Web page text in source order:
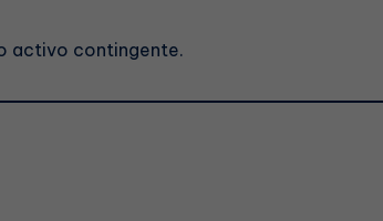
activo contingente.